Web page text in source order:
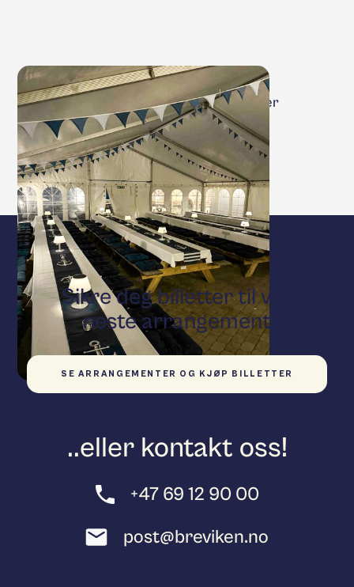
Arranger bursdag, konfirmasjon, kurs
konferanse, bryllup eller andre eventer
hos oss på Brevik'n!
Sikre deg billetter til vår
neste arrangement
SE ARRANGEMENTER OG KJØP BILLETTER
..eller kontakt oss!
+47 69 12 90 00
post@breviken.no